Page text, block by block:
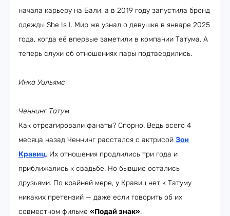
начала карьеру на Бали, а в 2019 году запустила бренд
одежды She Is I. Мир же узнал о девушке в январе 2025
года, когда её впервые заметили в компании Татума. А
теперь слухи об отношениях пары подтвердились.
Инка Уильямс
Ченнинг Татум
Как отреагировали фанаты? Спорно. Ведь всего 4
месяца назад Ченнинг расстался с актрисой Зои
Кравиц. Их отношения продлились три года и
приближались к свадьбе. Но бывшие остались
друзьями. По крайней мере, у Кравиц нет к Татуму
никаких претензий — даже если говорить об их
совместном фильме «Подай знак».